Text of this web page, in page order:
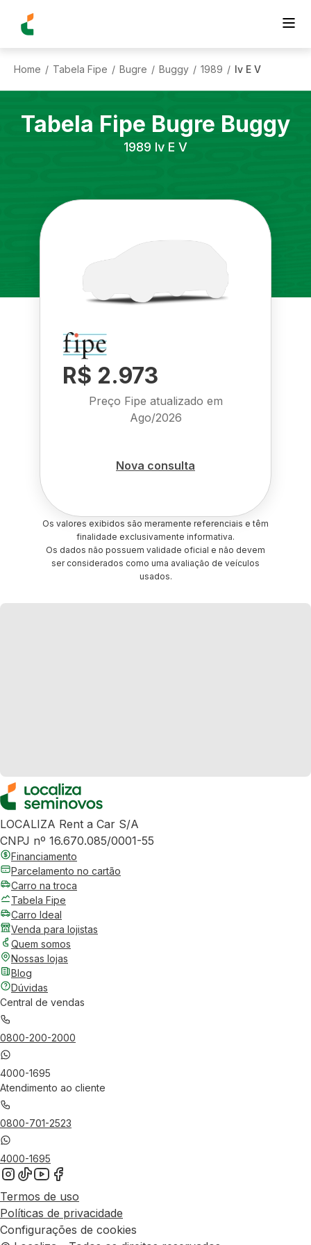
Home / Tabela Fipe / Bugre / Buggy / 1989 / Iv E V
Tabela Fipe Bugre Buggy
1989 Iv E V
R$ 2.973
Preço Fipe atualizado em
Ago/2026
Nova consulta
Os valores exibidos são meramente referenciais e têm
finalidade exclusivamente informativa.
Os dados não possuem validade oficial e não devem
ser considerados como uma avaliação de veículos
usados.
LOCALIZA Rent a Car S/A
CNPJ nº 16.670.085/0001-55
Financiamento
Parcelamento no cartão
Carro na troca
Tabela Fipe
Carro Ideal
Venda para lojistas
Quem somos
Nossas lojas
Blog
Dúvidas
Central de vendas
0800-200-2000
4000-1695
Atendimento ao cliente
0800-701-2523
4000-1695
Termos de uso
Políticas de privacidade
Configurações de cookies